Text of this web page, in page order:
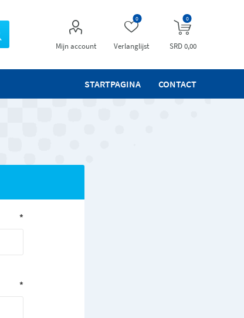
Mijn account Verlanglijst
0 0
SRD 0,00
STARTPAGINA CONTACT
*
*